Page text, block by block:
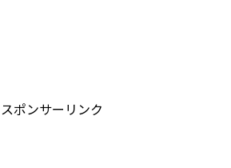
スポンサーリンク